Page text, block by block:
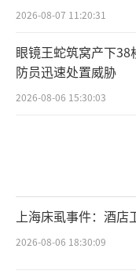
2026-08-07 11:20:31
眼镜王蛇筑窝产下38
防员迅速处置威胁
2026-08-06 15:30:03
上海床虱事件：酒店
2026-08-06 18:30:09